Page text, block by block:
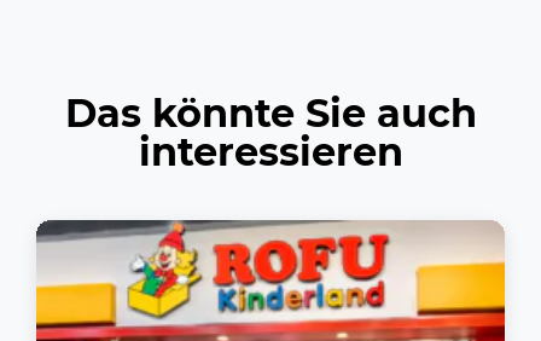
Das könnte Sie auch
interessieren